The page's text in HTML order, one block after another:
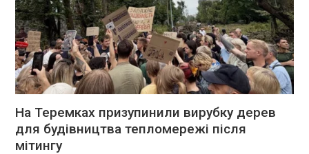
На Теремках призупинили вирубку дерев
для будівництва тепломережі після
мітингу